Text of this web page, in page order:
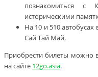
познакомиться с
историческими
На 10 и 510
Сай Тай Май.
Приобрести билеты можно
на сайте 12go.asia.